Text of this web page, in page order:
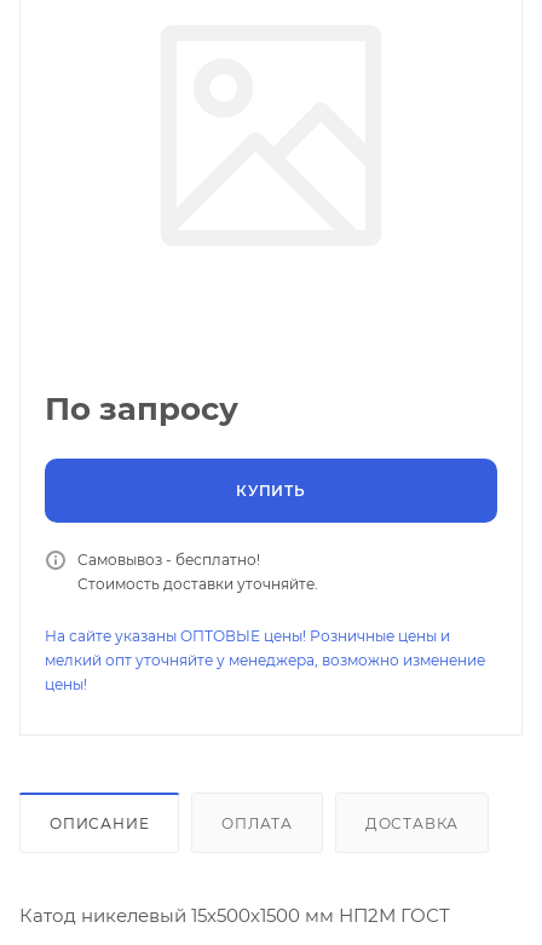
По запросу
КУПИТЬ
Самовывоз - бесплатно!
Стоимость доставки уточняйте.
На сайте указаны ОПТОВЫЕ цены! Розничные цены и
мелкий опт уточняйте у менеджера, возможно изменение
цены!
ОПИСАНИЕ ОПЛАТА ДОСТАВКА
Катод никелевый 15х500х1500 мм НП2М ГОСТ